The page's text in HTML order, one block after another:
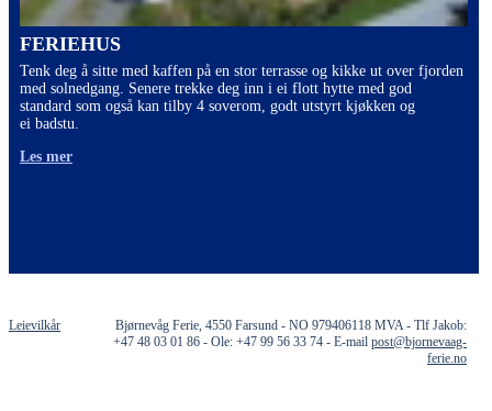
FERIEHUS
Tenk deg å sitte med kaffen på en stor terrasse og kikke ut over fjorden
med solnedgang. Senere trekke deg inn i ei flott hytte med god
standard som også kan tilby 4 soverom, godt utstyrt kjøkken og
ei badstu.
Les mer
Leievilkår
Bjørnevåg Ferie, 4550 Farsund - NO 979406118 MVA - Tlf Jakob:
+47 48 03 01 86 - Ole: +47 99 56 33 74 - E-mail post@bjornevaag-
ferie.no